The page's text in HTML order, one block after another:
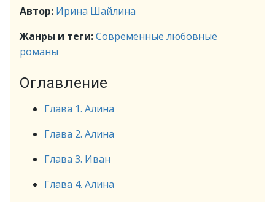
Автор: Ирина Шайлина
Жанры и теги:Современные любовные
романы
Оглавление
Глава 1. Алина
Глава 2. Алина
Глава 3. Иван
Глава 4. Алина